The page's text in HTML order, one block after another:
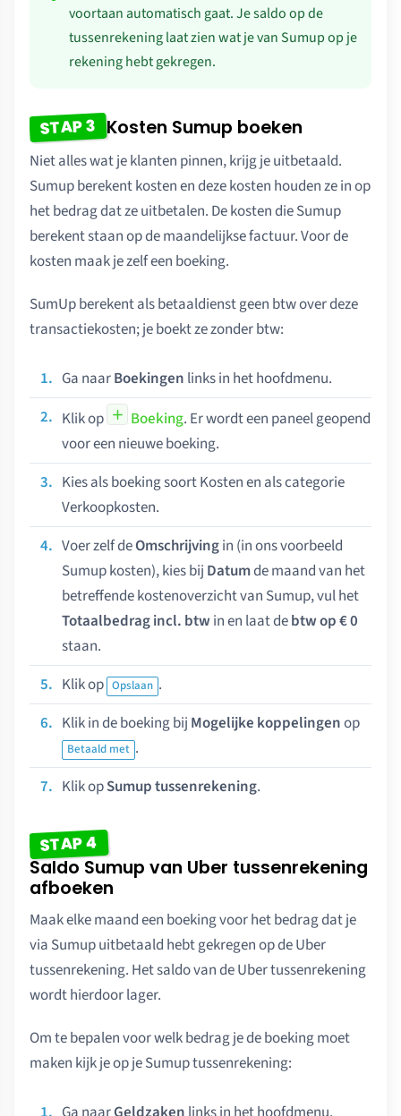
voortaan automatisch gaat. Je saldo op de
tussenrekening laat zien wat je van Sumup op je
rekening hebt gekregen.
STAP 3 Kosten Sumup boeken
Niet alles wat je klanten pinnen, krijg je uitbetaald.
Sumup berekent kosten en deze kosten houden ze in op
het bedrag dat ze uitbetalen. De kosten die Sumup
berekent staan op de maandelijkse factuur. Voor de
kosten maak je zelf een boeking.
SumUp berekent als betaaldienst geen btw over deze
transactiekosten; je boekt ze zonder btw:
Ga naarBoekingen links in het hoofdmenu.
Klik op
Boeking. Er wordt een paneel geopend
voor een nieuwe boeking.
Kies als boeking soort Kosten en als categorie
Verkoopkosten.
Voer zelf deOmschrijvingin (in ons voorbeeld
Sumup kosten), kies bij Datumde maand van het
betreffende kostenoverzicht van Sumup, vul het
Totaalbedrag incl. btw in en laat debtw op € 0
staan.
Klik op Opslaan .
Klik in de boeking bij Mogelijke koppelingenop
Betaald met .
Klik opSumup tussenrekening.
STAP 4
Saldo Sumup van Uber tussenrekening
afboeken
Maak elke maand een boeking voor het bedrag dat je
via Sumup uitbetaald hebt gekregen op de Uber
tussenrekening. Het saldo van de Uber tussenrekening
wordt hierdoor lager.
Om te bepalen voor welk bedrag je de boeking moet
maken kijk je op je Sumup tussenrekening: